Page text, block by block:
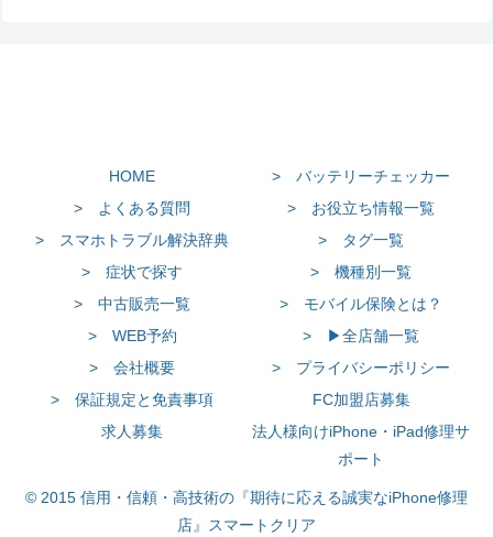
HOME
> バッテリーチェッカー
> よくある質問
> お役立ち情報一覧
> スマホトラブル解決辞典
> タグ一覧
> 症状で探す
> 機種別一覧
> 中古販売一覧
> モバイル保険とは？
> WEB予約
> ▶全店舗一覧
> 会社概要
> プライバシーポリシー
> 保証規定と免責事項
FC加盟店募集
求人募集
法人様向けiPhone・iPad修理サ
ポート
© 2015 信用・信頼・高技術の『期待に応える誠実なiPhone修理
店』スマートクリア